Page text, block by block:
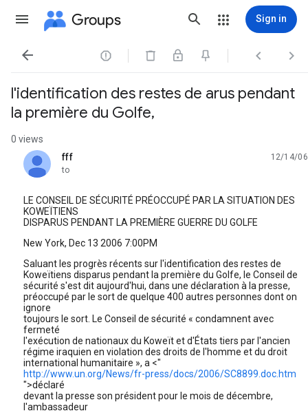
Groups Sign in
   
l'identification des restes de arus pendant
la première du Golfe,
0 views
fff
unread,
12/14/06
to
LE CONSEIL DE SÉCURITÉ PRÉOCCUPÉ PAR LA SITUATION DES
KOWEÏTIENS
DISPARUS PENDANT LA PREMIÈRE GUERRE DU GOLFE
New York, Dec 13 2006 7:00PM
Saluant les progrès récents sur l'identification des restes de
Koweïtiens disparus pendant la première du Golfe, le Conseil de
sécurité s'est dit aujourd'hui, dans une déclaration à la presse,
préoccupé par le sort de quelque 400 autres personnes dont on
ignore
toujours le sort. Le Conseil de sécurité « condamnent avec
fermeté
l'exécution de nationaux du Koweït et d'États tiers par l'ancien
régime iraquien en violation des droits de l'homme et du droit
international humanitaire », a <"
http://www.un.org/News/fr-press/docs/2006/SC8899.doc.htm
">déclaré
devant la presse son président pour le mois de décembre,
l'ambassadeur